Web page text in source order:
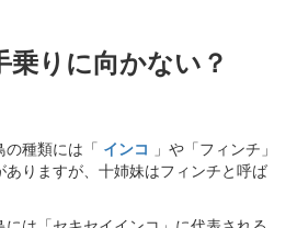
りに向かない？
の種類には「 インコ 」や「フィンチ」
ありますが、十姉妹はフィンチと呼ば